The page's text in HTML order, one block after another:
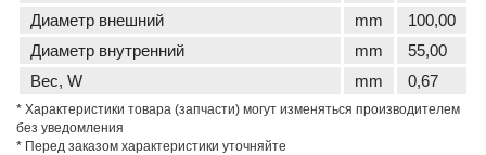
Диаметр внешний
mm
100,00
Диаметр внутренний
mm
55,00
Вес, W
mm 0,67
* Характеристики товара (запчасти) могут изменяться производителем
без уведомления
* Перед заказом характеристики уточняйте